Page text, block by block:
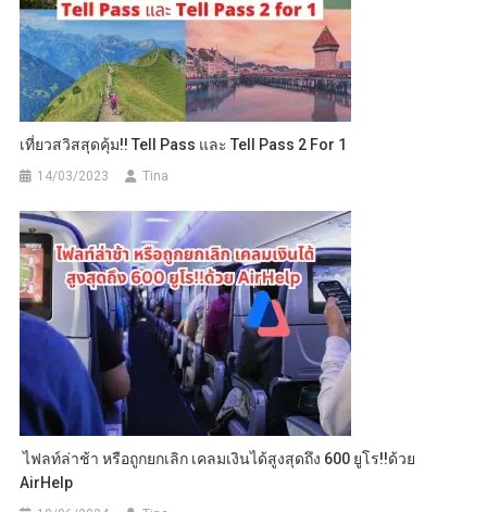
เที่ยวสวิสสุดคุ้ม!! Tell Pass และ Tell Pass 2 For 1
14/03/2023 Tina
ไฟลท์ล่าช้า หรือถูกยกเลิก เคลมเงินได้สูงสุดถึง 600 ยูโร!!ด้วย
AirHelp